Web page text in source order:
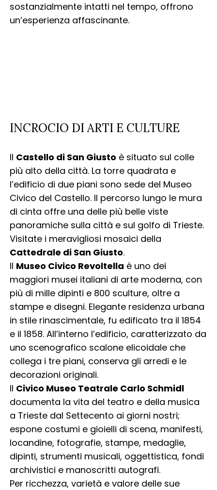
sostanzialmente intatti nel tempo, offrono
un’esperienza affascinante.
INCROCIO DI ARTI E CULTURE
Il Castello di San Giusto è situato sul colle
più alto della città. La torre quadrata e
l’edificio di due piani sono sede del Museo
Civico del Castello. Il percorso lungo le mura
di cinta offre una delle più belle viste
panoramiche sulla città e sul golfo di Trieste.
Visitate i meravigliosi mosaici della
Cattedrale di San Giusto.
Il Museo Civico Revoltella è uno dei
maggiori musei italiani di arte moderna, con
più di mille dipinti e 800 sculture, oltre a
stampe e disegni. Elegante residenza urbana
in stile rinascimentale, fu edificato tra il 1854
e il 1858. All’interno l’edificio, caratterizzato da
uno scenografico scalone elicoidale che
collega i tre piani, conserva gli arredi e le
decorazioni originali.
Il Civico Museo Teatrale Carlo Schmidl
documenta la vita del teatro e della musica
a Trieste dal Settecento ai giorni nostri;
espone costumi e gioielli di scena, manifesti,
locandine, fotografie, stampe, medaglie,
dipinti, strumenti musicali, oggettistica, fondi
archivistici e manoscritti autografi.
Per ricchezza, varietà e valore delle sue